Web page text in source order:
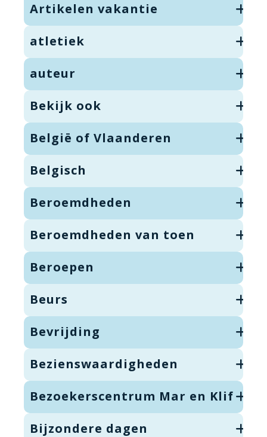
Artikelen vakantie
atletiek
auteur
Bekijk ook
België of Vlaanderen
Belgisch
Beroemdheden
Beroemdheden van toen
Beroepen
Beurs
Bevrijding
Bezienswaardigheden
Bezoekerscentrum Mar en Klif
Bijzondere dagen